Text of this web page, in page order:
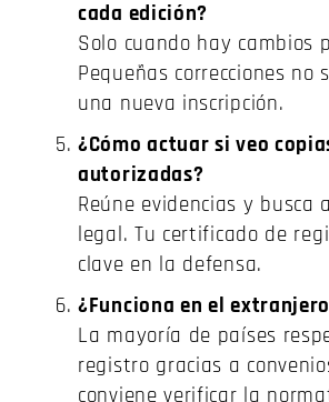
cada edición?
Solo cuando hay cambios
Pequeñas correcciones no
una nueva inscripción.
¿Cómo actuar si veo
autorizadas?
Reúne evidencias y busca
legal. Tu certificado de
clave en la defensa.
¿Funciona en el
La mayoría de países
registro gracias a
conviene verificar la